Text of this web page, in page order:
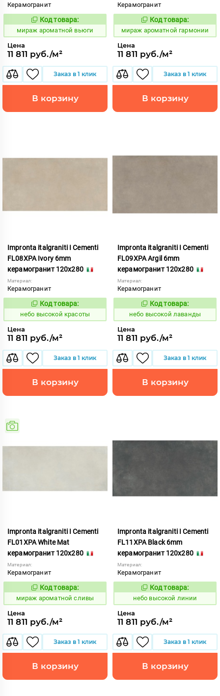
Керамогранит
984639
Код товара:
мираж ароматной вьюги
Цена
11 811 руб./м²
Заказ в 1 клик
В корзину
Керамогранит
984641
Код товара:
мираж ароматной гармонии
Цена
11 811 руб./м²
Заказ в 1 клик
В корзину
Impronta italgraniti I Cementi
FL08XPA Ivory 6mm
керамогранит 120x280
Материал:
Керамогранит
1111415
Код товара:
небо высокой красоты
Цена
11 811 руб./м²
Заказ в 1 клик
В корзину
Impronta italgraniti I Cementi
FL09XPA Argil 6mm
керамогранит 120x280
Материал:
Керамогранит
1111416
Код товара:
небо высокой лаванды
Цена
11 811 руб./м²
Заказ в 1 клик
В корзину
Impronta italgraniti I Cementi
FL01XPA White Mat
керамогранит 120x280
Материал:
Керамогранит
984636
Код товара:
мираж ароматной сливы
Цена
11 811 руб./м²
Заказ в 1 клик
В корзину
Impronta italgraniti I Cementi
FL11XPA Black 6mm
керамогранит 120x280
Материал:
Керамогранит
1111419
Код товара:
небо высокой линии
Цена
11 811 руб./м²
Заказ в 1 клик
В корзину